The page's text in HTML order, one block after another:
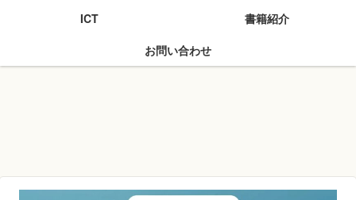
ICT
書籍紹介
お問い合わせ